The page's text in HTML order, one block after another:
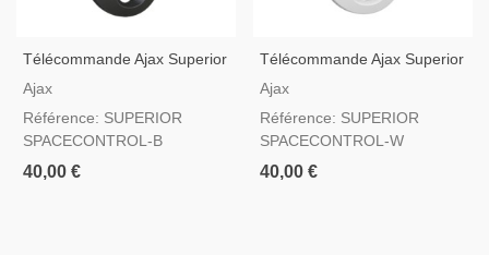
Télécommande Ajax Superior
SpaceControl Jeweller Noir
2
Ajax
Référence: SUPERIOR
SPACECONTROL-B
40,00 €
Télécommande Ajax Superior
SpaceControl Jeweller Blanc
2
Ajax
Référence: SUPERIOR
SPACECONTROL-W
40,00 €